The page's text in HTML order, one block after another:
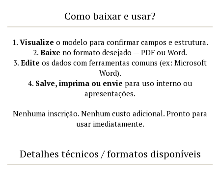
Como baixar e usar?
1. Visualize o modelo para confirmar campos e estrutura.
2. Baixe no formato desejado — PDF ou Word.
3. Edite os dados com ferramentas comuns (ex: Microsoft
Word).
4. Salve, imprima ou envie para uso interno ou
apresentações.
Nenhuma inscrição. Nenhum custo adicional. Pronto para
usar imediatamente.
Detalhes técnicos / formatos disponíveis